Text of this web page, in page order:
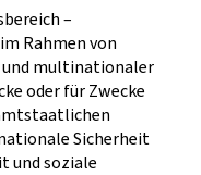
–
Rahmen von
und multinationaler
oder für Zwecke
Sicherheit
und soziale